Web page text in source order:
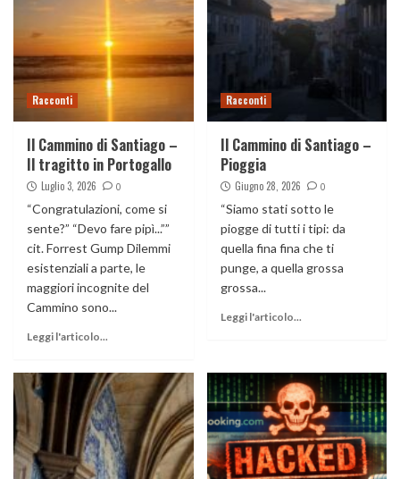
Racconti
Il Cammino di Santiago –
Il tragitto in Portogallo
Luglio 3, 2026 0
“Congratulazioni, come si
sente?” “Devo fare pipì...””
cit. Forrest Gump Dilemmi
esistenziali a parte, le
maggiori incognite del
Cammino sono...
Leggi l'articolo...
Racconti
Il Cammino di Santiago –
Pioggia
Giugno 28, 2026 0
“Siamo stati sotto le
piogge di tutti i tipi: da
quella fina fina che ti
punge, a quella grossa
grossa...
Leggi l'articolo...